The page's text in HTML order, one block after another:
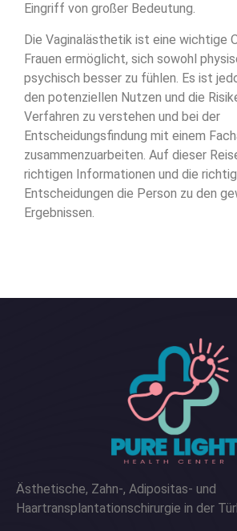
Eingriff von großer Bedeutung.
Die Vaginalästhetik ist eine wichtige
Frauen ermöglicht, sich sowohl
psychisch besser zu fühlen. Es ist
den potenziellen Nutzen und die
Verfahren zu verstehen und bei der
Entscheidungsfindung mit einem
zusammenzuarbeiten. Auf dieser
richtigen Informationen und die
Entscheidungen die Person zu den
Ergebnissen.
Ästhetische, Zahn-, Adipositas- und
Haartransplantationschirurgie in der